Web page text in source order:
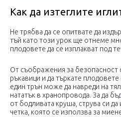
Как да изтеглите
Не трябва да се опитвате да
тъй като този урок ще отнеме
плодовете да се изплакват под
От съображения за безопасност
ръкавици и да търкате
един трън може да навреди на
нататък в хранопровода. За да
от бодливата круша, струва си
четка, която се използва за